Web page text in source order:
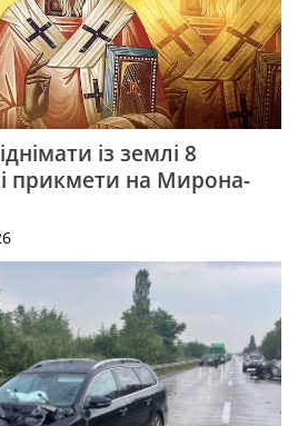
із землі 8
прикмети на Мирона-